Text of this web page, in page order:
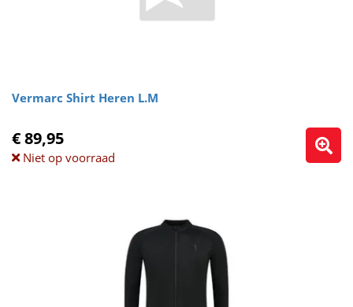
Vermarc Shirt Heren L.M
€ 89,95
Niet op voorraad